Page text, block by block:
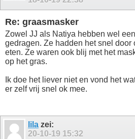
Re: graasmasker
Zowel JJ als Natiya hebben wel
gedragen. Ze hadden het snel door
eten. Ze waren ook blij met het
op het gras.
Ik doe het liever niet en vond het
er zelf vrij snel ok mee.
lila zei:
20-10-19 15:32